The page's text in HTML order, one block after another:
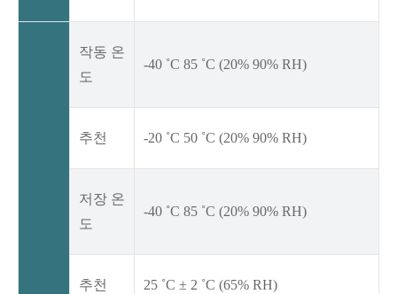
작동 온
도
-40 ˚C 85 ˚C (20% 90% RH)
추천 -20 ˚C 50 ˚C (20% 90% RH)
저장 온
도
-40 ˚C 85 ˚C (20% 90% RH)
추천 25 ˚C ± 2 ˚C (65% RH)